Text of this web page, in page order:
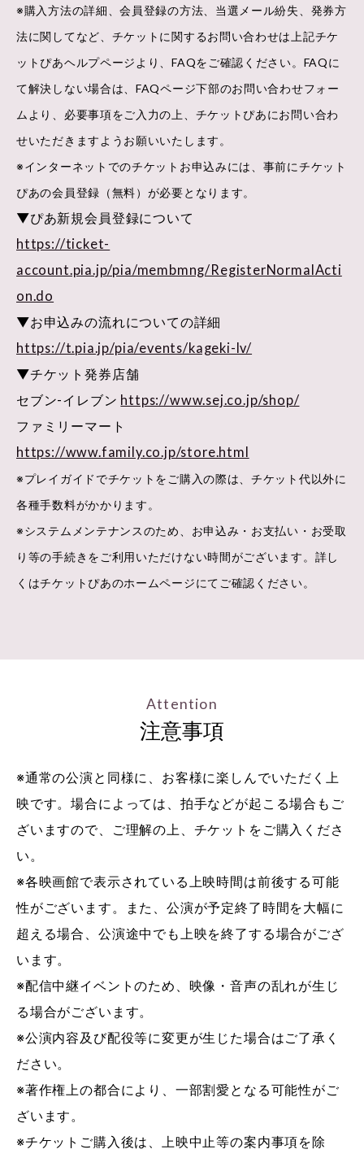
※購入方法の詳細、会員登録の方法、当選メール紛失、発券方
法に関してなど、チケットに関するお問い合わせは上記チケ
ットぴあヘルプページより、FAQをご確認ください。FAQに
て解決しない場合は、FAQページ下部のお問い合わせフォー
ムより、必要事項をご入力の上、チケットぴあにお問い合わ
せいただきますようお願いいたします。
※インターネットでのチケットお申込みには、事前にチケット
ぴあの会員登録（無料）が必要となります。
▼ぴあ新規会員登録について
https://ticket-
account.pia.jp/pia/membmng/RegisterNormalActi
on.do
▼お申込みの流れについての詳細
https://t.pia.jp/pia/events/kageki-lv/
▼チケット発券店舗
セブン-イレブン https://www.sej.co.jp/shop/
ファミリーマート
https://www.family.co.jp/store.html
※プレイガイドでチケットをご購入の際は、チケット代以外に
各種手数料がかかります。
※システムメンテナンスのため、お申込み・お支払い・お受取
り等の手続きをご利用いただけない時間がございます。詳し
くはチケットぴあのホームページにてご確認ください。
Attention
注意事項
※通常の公演と同様に、お客様に楽しんでいただく上
映です。場合によっては、拍手などが起こる場合もご
ざいますので、ご理解の上、チケットをご購入くださ
い。
※各映画館で表示されている上映時間は前後する可能
性がございます。また、公演が予定終了時間を大幅に
超える場合、公演途中でも上映を終了する場合がござ
います。
※配信中継イベントのため、映像・音声の乱れが生じ
る場合がございます。
※公演内容及び配役等に変更が生じた場合はご了承く
ださい。
※著作権上の都合により、一部割愛となる可能性がご
ざいます。
※チケットご購入後は、上映中止等の案内事項を除